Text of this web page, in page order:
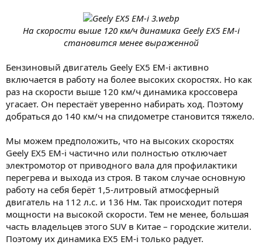
На скорости выше 120 км/ч динамика Geely EX5 EM-i
становится менее выраженной
Бензиновый двигатель Geely EX5 EM-i активно
включается в работу на более высоких скоростях. Но как
раз на скорости выше 120 км/ч динамика кроссовера
угасает. Он перестаёт уверенно набирать ход. Поэтому
добраться до 140 км/ч на спидометре становится тяжело.
Мы можем предположить, что на высоких скоростях
Geely EX5 EM-i частично или полностью отключает
электромотор от приводного вала для профилактики
перегрева и выхода из строя. В таком случае основную
работу на себя берёт 1,5-литровый атмосферный
двигатель на 112 л.с. и 136 Нм. Так происходит потеря
мощности на высокой скорости. Тем не менее, большая
часть владельцев этого SUV в Китае – городские жители.
Поэтому их динамика EX5 EM-i только радует.